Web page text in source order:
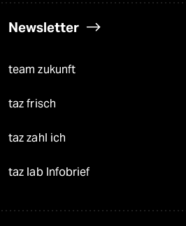
Newsletter
team zukunft
taz frisch
taz zahl ich
taz lab Infobrief